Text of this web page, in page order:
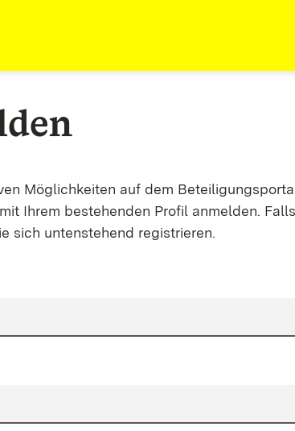
Möglichkeiten auf dem
Ihrem bestehenden Profil anmelden.
sich untenstehend registrieren.